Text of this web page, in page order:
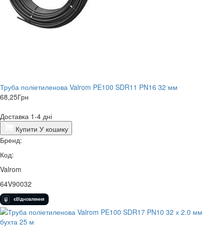
Труба поліетиленова Valrom PE100 SDR11 PN16 32 мм
68,25Грн
Доставка 1-4 дні
Купити У кошику
Бренд:
Код:
Valrom
64V90032